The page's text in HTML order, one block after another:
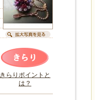
きらりポイントと
は？